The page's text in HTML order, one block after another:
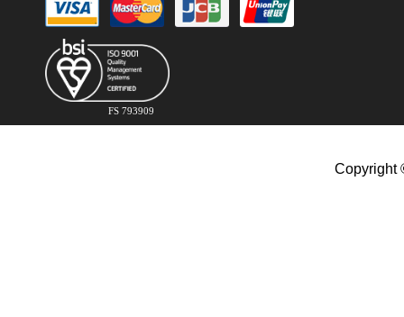
FS 793909
Copyright